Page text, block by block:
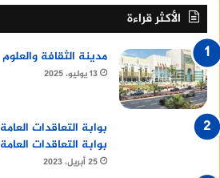
الأكثر قراءة
مدينة الثقافة والعلوم
13 يوليو، 2025
بوابة التعاقدات
بوابة التعاقدات
25 أبريل، 2023